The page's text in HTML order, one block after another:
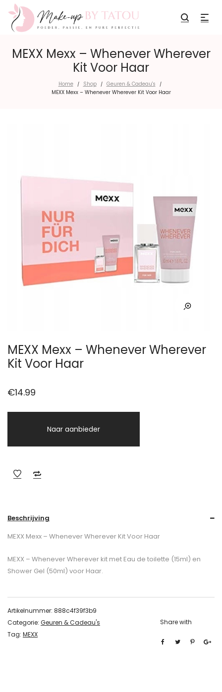
MEXX Mexx – Whenever Wherever
Kit Voor Haar
Home / Shop / Geuren & Cadeau's /
MEXX Mexx – Whenever Wherever Kit Voor Haar
MEXX Mexx – Whenever Wherever
Kit Voor Haar
€14.99
Naar aanbieder
Beschrijving
MEXX Mexx – Whenever Wherever Kit Voor Haar
MEXX – Whenever Wherever kit met Eau de toilette (15ml) en
Shower Gel (50ml) voor Haar.
Artikelnummer: 888c4f39f3b9
Categorie: Geuren & Cadeau's
Tag: MEXX
Share with